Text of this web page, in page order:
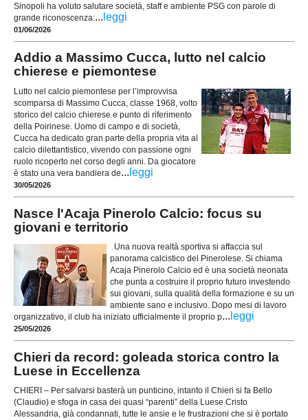
Sinopoli ha voluto salutare società, staff e ambiente PSG con parole di
grande riconoscenza:... leggi
01/06/2026
Addio a Massimo Cucca, lutto nel calcio
chierese e piemontese
Lutto nel calcio piemontese per l’improvvisa
scomparsa di Massimo Cucca, classe 1968, volto
storico del calcio chierese e punto di riferimento
della Poirinese. Uomo di campo e di società,
Cucca ha dedicato gran parte della propria vita al
calcio dilettantistico, vivendo con passione ogni
ruolo ricoperto nel corso degli anni. Da giocatore
è stato una vera bandiera de... leggi
30/05/2026
Nasce l'Acaja Pinerolo Calcio: focus su
giovani e territorio
Una nuova realtà sportiva si affaccia sul
panorama calcistico del Pinerolese. Si chiama
Acaja Pinerolo Calcio ed è una società neonata
che punta a costruire il proprio futuro investendo
sui giovani, sulla qualità della formazione e su un
ambiente sano e inclusivo. Dopo mesi di lavoro
organizzativo, il club ha iniziato ufficialmente il proprio p... leggi
25/05/2026
Chieri da record: goleada storica contro la
Luese in Eccellenza
CHIERI – Per salvarsi basterà un punticino, intanto il Chieri si fa Bello
(Claudio) e sfoga in casa dei quasi “parenti” della Luese Cristo
Alessandria, già condannati, tutte le ansie e le frustrazioni che si è portato